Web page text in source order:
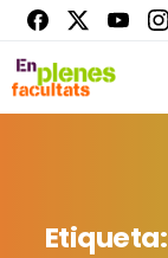
Etiqueta: